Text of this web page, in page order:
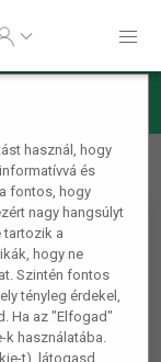
használ, hogy
és
fontos, hogy
nagy hangsúlyt
a
hogy ne
Szintén fontos
tényleg érdekel,
Ha az "Elfogad"
k használatába.
t), látogasd
24 x 22 cm - 6